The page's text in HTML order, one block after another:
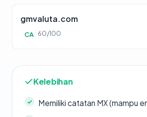
gmvaluta.com
CA 60/100
Kelebihan
Memiliki catatan MX (mampu